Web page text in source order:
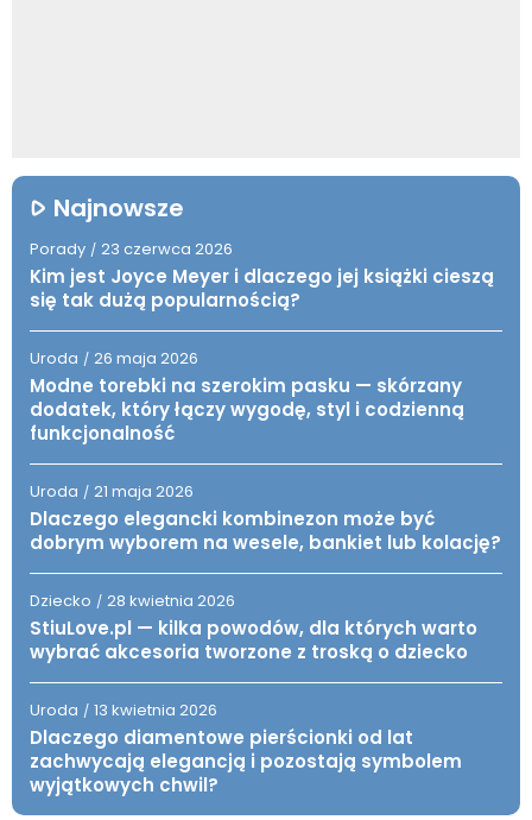
Najnowsze
Porady / 23 czerwca 2026
Kim jest Joyce Meyer i dlaczego jej książki cieszą
się tak dużą popularnością?
Uroda / 26 maja 2026
Modne torebki na szerokim pasku — skórzany
dodatek, który łączy wygodę, styl i codzienną
funkcjonalność
Uroda / 21 maja 2026
Dlaczego elegancki kombinezon może być
dobrym wyborem na wesele, bankiet lub kolację?
Dziecko / 28 kwietnia 2026
StiuLove.pl — kilka powodów, dla których warto
wybrać akcesoria tworzone z troską o dziecko
Uroda / 13 kwietnia 2026
Dlaczego diamentowe pierścionki od lat
zachwycają elegancją i pozostają symbolem
wyjątkowych chwil?